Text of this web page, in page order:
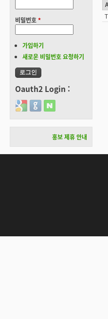
비밀번호*
가입하기
새로운 비밀번호 요청하기
Oauth2 Login :
Login with Google
Login with GitHub
Login with Naver
홍보 제휴 안내